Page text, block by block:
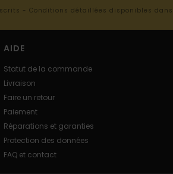
- Conditions détaillées disponibles
AIDE
Statut de la commande
Livraison
Faire un retour
Paiement
Réparations et garanties
Protection des données
FAQ et contact